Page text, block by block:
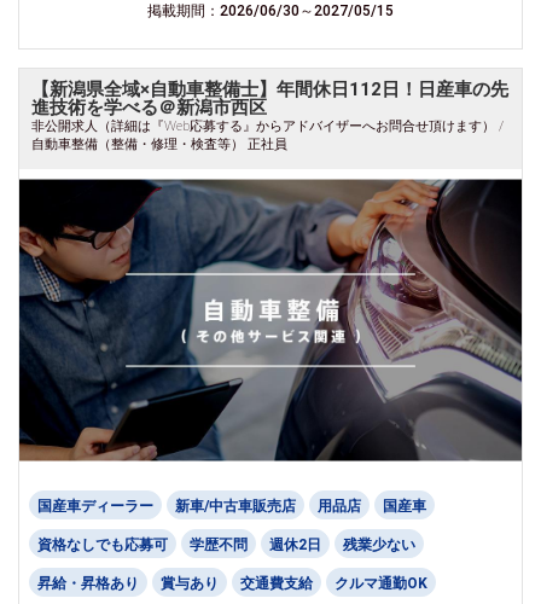
掲載期間：2026/06/30～2027/05/15
【新潟県全域×自動車整備士】年間休日112日！日産車の先
進技術を学べる＠新潟市西区
非公開求人（詳細は『Web応募する』からアドバイザーへお問合せ頂けます） /
自動車整備（整備・修理・検査等） 正社員
国産車ディーラー 新車/中古車販売店 用品店 国産車
資格なしでも応募可 学歴不問 週休2日 残業少ない
昇給・昇格あり 賞与あり 交通費支給 クルマ通勤OK